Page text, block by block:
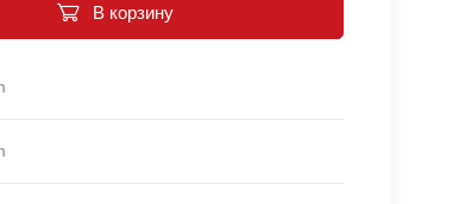
В корзину